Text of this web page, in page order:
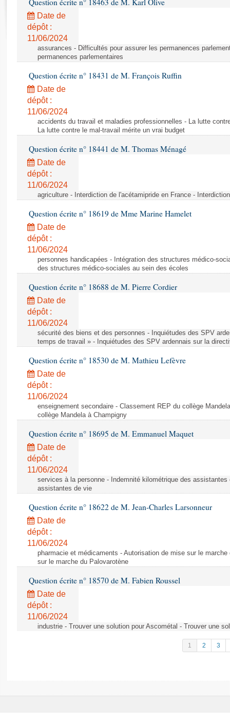
Rapports d'enquête
Rapports législatifs
Rapports sur l'application des lois
Baromètre de l’application des lois
Budget et sécurité sociale
Questions écrites et orales
Comptes rendus des débats
Question écrite n° 18463 de M. Karl Olive
Date de
dépôt :
11/06/2024
assurances - Difficultés pour assurer les permanences
permanences parlementaires
Question écrite n° 18431 de M. François Ruffin
Date de
dépôt :
11/06/2024
accidents du travail et maladies professionnelles - La lutte
La lutte contre le mal-travail mérite un vrai budget
Question écrite n° 18441 de M. Thomas Ménagé
Date de
dépôt :
11/06/2024
agriculture - Interdiction de l'acétamipride en France -
Question écrite n° 18619 de Mme Marine Hamelet
Date de
dépôt :
11/06/2024
personnes handicapées - Intégration des structures médico-
des structures médico-sociales au sein des écoles
Question écrite n° 18688 de M. Pierre Cordier
Date de
dépôt :
11/06/2024
sécurité des biens et des personnes - Inquiétudes des SPV
temps de travail » - Inquiétudes des SPV ardennais sur la
Question écrite n° 18530 de M. Mathieu Lefèvre
Date de
dépôt :
11/06/2024
enseignement secondaire - Classement REP du collège
collège Mandela à Champigny
Question écrite n° 18695 de M. Emmanuel Maquet
Date de
dépôt :
11/06/2024
services à la personne - Indemnité kilométrique des
assistantes de vie
Question écrite n° 18622 de M. Jean-Charles Larsonneur
Date de
dépôt :
11/06/2024
pharmacie et médicaments - Autorisation de mise sur le
sur le marche du Palovarotène
Question écrite n° 18570 de M. Fabien Roussel
Date de
dépôt :
11/06/2024
industrie - Trouver une solution pour Ascométal - Trouver une
1 2 3